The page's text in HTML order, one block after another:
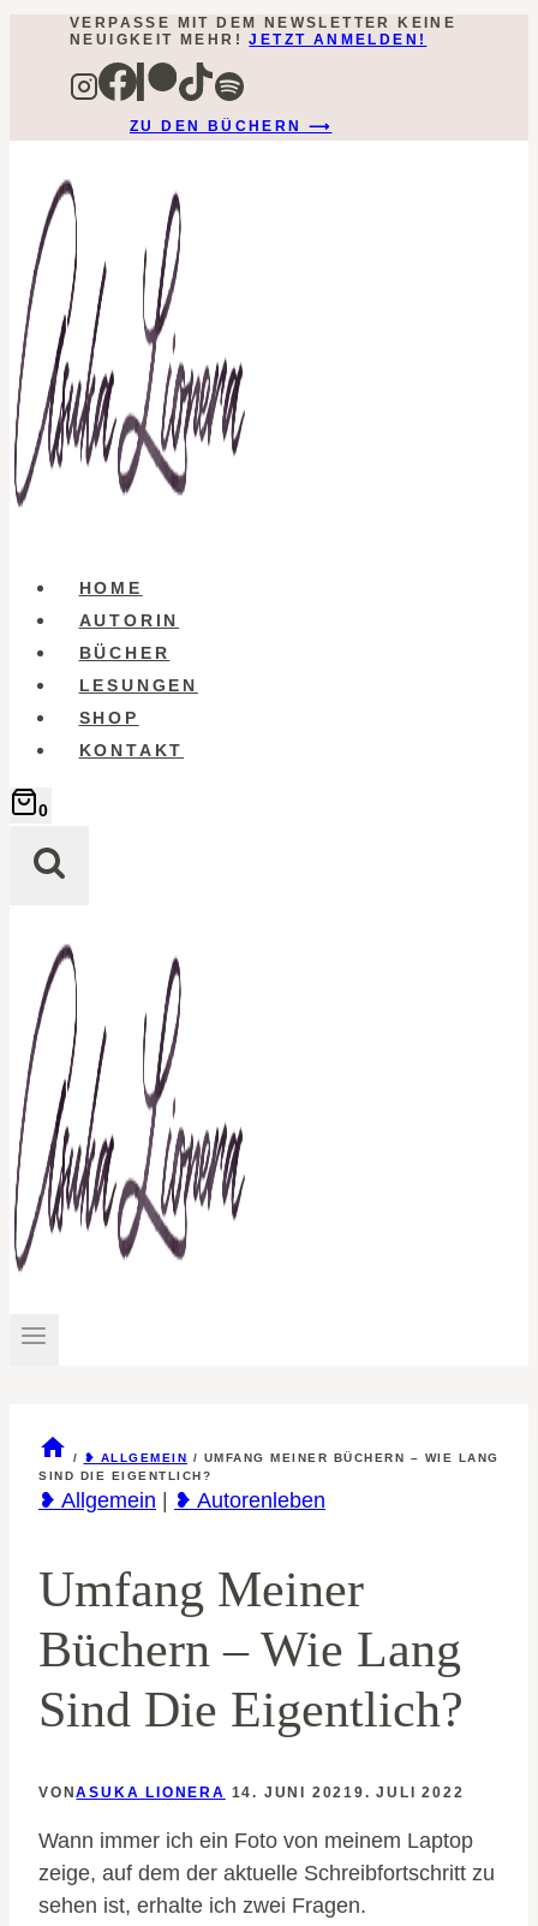
springen
VERPASSE MIT DEM NEWSLETTER KEINE
NEUIGKEIT MEHR!JETZT ANMELDEN!
ZU DEN BÜCHERN ⟶
HOME
AUTORIN
BÜCHER
LESUNGEN
SHOP
KONTAKT
0
/ ❥ ALLGEMEIN / UMFANG MEINER BÜCHERN – WIE LANG
SIND DIE EIGENTLICH?
❥ Allgemein ❥ Autorenleben
Umfang Meiner
Büchern – Wie Lang
Sind Die Eigentlich?
VONASUKA LIONERA 14. JUNI 20219. JULI 2022
Wann immer ich ein Foto von meinem Laptop
zeige, auf dem der aktuelle Schreibfortschritt zu
sehen ist, erhalte ich zwei Fragen.